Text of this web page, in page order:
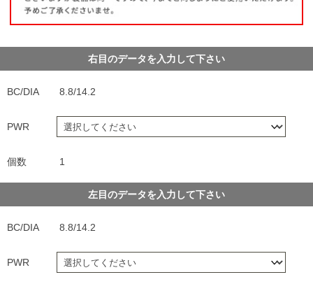
右目のデータを入力して下さい
BC/DIA 8.8/14.2
PWR
個数 1
左目のデータを入力して下さい
BC/DIA 8.8/14.2
PWR